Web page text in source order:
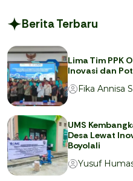
Berita Terbaru
Lima Tim PPK
Inovasi dan
Fika Annisa
UMS
Desa Lewat
Boyolali
Yusuf